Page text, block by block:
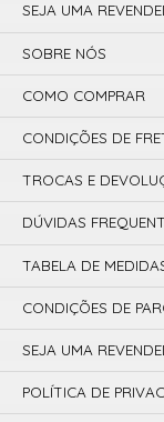
SEJA UMA
SOBRE NÓS
COMO COMPRAR
CONDIÇÕES DE
TROCAS E
DÚVIDAS
TABELA DE
CONDIÇÕES DE
SEJA UMA
POLÍTICA DE